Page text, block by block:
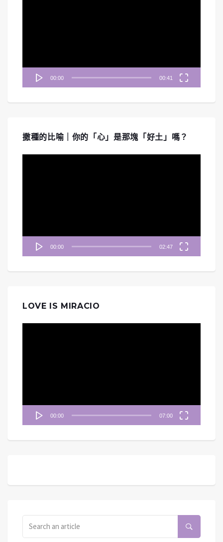
00:00 00:41
撒種的比喻｜你的「心」是那塊「好土」嗎？
00:00 02:47
LOVE IS MIRACIO
00:00 07:00